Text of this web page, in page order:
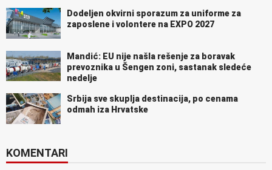
Dodeljen okvirni sporazum za uniforme za
zaposlene i volontere na EXPO 2027
Mandić: EU nije našla rešenje za boravak
prevoznika u Šengen zoni, sastanak sledeće
nedelje
Srbija sve skuplja destinacija, po cenama
odmah iza Hrvatske
KOMENTARI